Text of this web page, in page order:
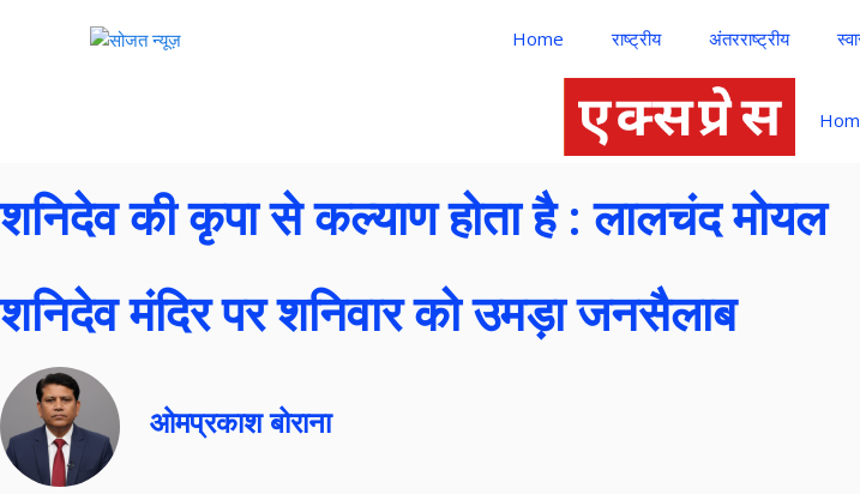
Home राष्ट्रीय अंतरराष्ट्रीय
शनिदेव की कृपा से कल्याण होता है : लालचंद मोयल
शनिदेव मंदिर पर शनिवार को उमड़ा जनसैलाब
ओमप्रकाश बोराना